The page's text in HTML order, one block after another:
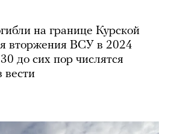
на границе Курской
вторжения ВСУ в 2024
до сих пор числятся
вести